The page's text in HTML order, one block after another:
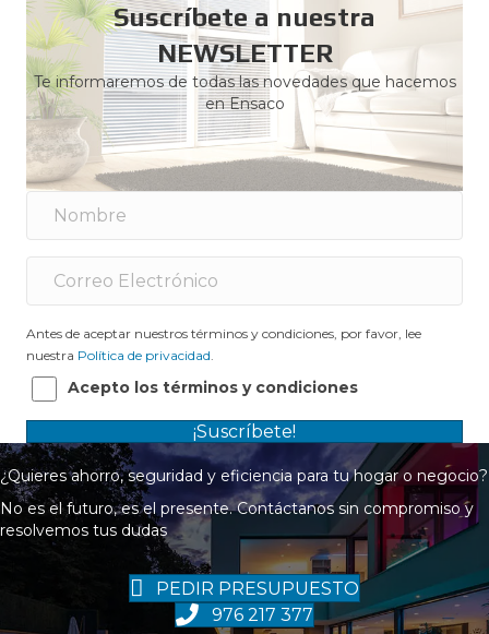
Suscríbete a nuestra
NEWSLETTER
Te informaremos de todas las novedades que hacemos
en Ensaco
Antes de aceptar nuestros términos y condiciones, por favor, lee
nuestra Política de privacidad
Acepto los términos y condiciones
¡Suscríbete!
¿Quieres ahorro, seguridad y eficiencia para tu hogar o negocio?
No es el futuro, es el presente. Contáctanos sin compromiso y
resolvemos tus dudas
PEDIR PRESUPUESTO
976 217 377